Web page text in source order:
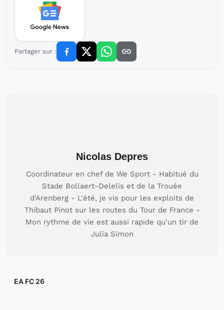
Partager sur :
Nicolas Depres
Coordinateur en chef de We Sport - Habitué du
Stade Bollaert-Delelis et de la Trouée
d'Arenberg - L'été, je vis pour les exploits de
Thibaut Pinot sur les routes du Tour de France -
Mon rythme de vie est aussi rapide qu'un tir de
Julia Simon
EA FC 26